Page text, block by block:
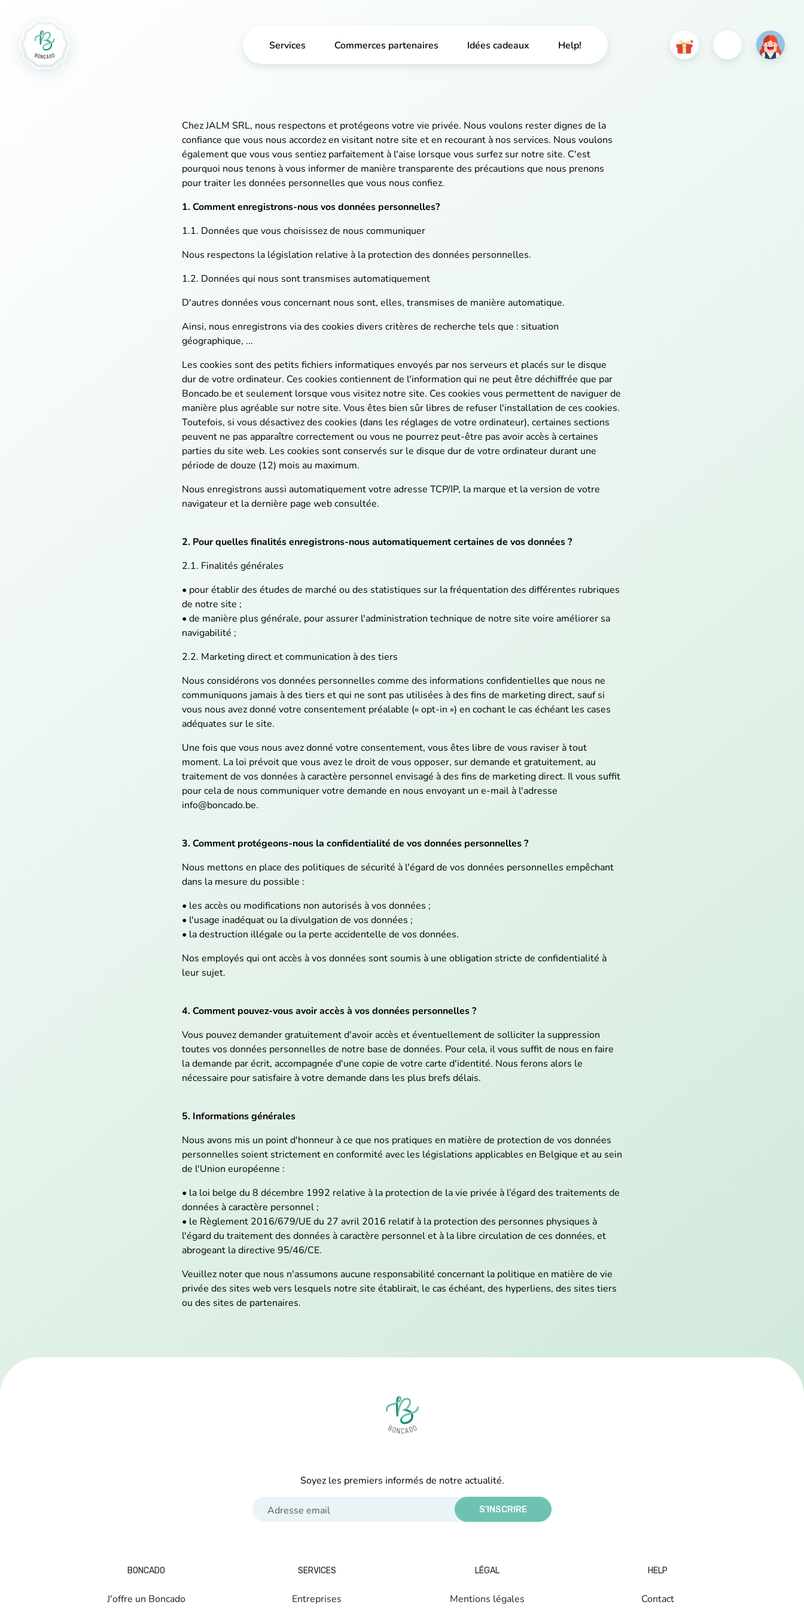
Services Commerces partenaires Idées cadeaux Help!
Chez JALM SRL, nous respectons et protégeons votre vie privée. Nous voulons rester dignes de la
confiance que vous nous accordez en visitant notre site et en recourant à nos services. Nous voulons
également que vous vous sentiez parfaitement à l'aise lorsque vous surfez sur notre site. C'est
pourquoi nous tenons à vous informer de manière transparente des précautions que nous prenons
pour traiter les données personnelles que vous nous confiez.
1. Comment enregistrons-nous vos données personnelles?
1.1. Données que vous choisissez de nous communiquer
Nous respectons la législation relative à la protection des données personnelles.
1.2. Données qui nous sont transmises automatiquement
D'autres données vous concernant nous sont, elles, transmises de manière automatique.
Ainsi, nous enregistrons via des cookies divers critères de recherche tels que : situation
géographique, ...
Les cookies sont des petits fichiers informatiques envoyés par nos serveurs et placés sur le disque
dur de votre ordinateur. Ces cookies contiennent de l'information qui ne peut être déchiffrée que par
Boncado.be et seulement lorsque vous visitez notre site. Ces cookies vous permettent de naviguer de
manière plus agréable sur notre site. Vous êtes bien sûr libres de refuser l'installation de ces cookies.
Toutefois, si vous désactivez des cookies (dans les réglages de votre ordinateur), certaines sections
peuvent ne pas apparaître correctement ou vous ne pourrez peut-être pas avoir accès à certaines
parties du site web. Les cookies sont conservés sur le disque dur de votre ordinateur durant une
période de douze (12) mois au maximum.
Nous enregistrons aussi automatiquement votre adresse TCP/IP, la marque et la version de votre
navigateur et la dernière page web consultée.
2. Pour quelles finalités enregistrons-nous automatiquement certaines de vos données ?
2.1. Finalités générales
• pour établir des études de marché ou des statistiques sur la fréquentation des différentes rubriques
de notre site ;
• de manière plus générale, pour assurer l'administration technique de notre site voire améliorer sa
navigabilité ;
2.2. Marketing direct et communication à des tiers
Nous considérons vos données personnelles comme des informations confidentielles que nous ne
communiquons jamais à des tiers et qui ne sont pas utilisées à des fins de marketing direct, sauf si
vous nous avez donné votre consentement préalable (« opt-in ») en cochant le cas échéant les cases
adéquates sur le site.
Une fois que vous nous avez donné votre consentement, vous êtes libre de vous raviser à tout
moment. La loi prévoit que vous avez le droit de vous opposer, sur demande et gratuitement, au
traitement de vos données à caractère personnel envisagé à des fins de marketing direct. Il vous suffit
pour cela de nous communiquer votre demande en nous envoyant un e-mail à l'adresse
info@boncado.be.
3. Comment protégeons-nous la confidentialité de vos données personnelles ?
Nous mettons en place des politiques de sécurité à l'égard de vos données personnelles empêchant
dans la mesure du possible :
• les accès ou modifications non autorisés à vos données ;
• l'usage inadéquat ou la divulgation de vos données ;
• la destruction illégale ou la perte accidentelle de vos données.
Nos employés qui ont accès à vos données sont soumis à une obligation stricte de confidentialité à
leur sujet.
4. Comment pouvez-vous avoir accès à vos données personnelles ?
Vous pouvez demander gratuitement d'avoir accès et éventuellement de solliciter la suppression
toutes vos données personnelles de notre base de données. Pour cela, il vous suffit de nous en faire
la demande par écrit, accompagnée d'une copie de votre carte d'identité. Nous ferons alors le
nécessaire pour satisfaire à votre demande dans les plus brefs délais.
5. Informations générales
Nous avons mis un point d'honneur à ce que nos pratiques en matière de protection de vos données
personnelles soient strictement en conformité avec les législations applicables en Belgique et au sein
de l'Union européenne :
• la loi belge du 8 décembre 1992 relative à la protection de la vie privée à l’égard des traitements de
données à caractère personnel ;
• le Règlement 2016/679/UE du 27 avril 2016 relatif à la protection des personnes physiques à
l'égard du traitement des données à caractère personnel et à la libre circulation de ces données, et
abrogeant la directive 95/46/CE.
Veuillez noter que nous n'assumons aucune responsabilité concernant la politique en matière de vie
privée des sites web vers lesquels notre site établirait, le cas échéant, des hyperliens, des sites tiers
ou des sites de partenaires.
Soyez les premiers informés de notre actualité.
S'INSCRIRE
BONCADO
J'offre un Boncado
SERVICES
Entreprises
LÉGAL
Mentions légales
HELP
Contact